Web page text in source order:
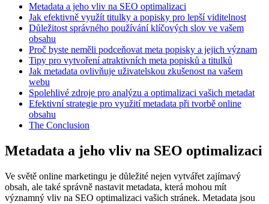
Metadata a jeho vliv na SEO optimalizaci
Jak efektivně využít titulky a popisky pro lepší viditelnost
Důležitost správného používání klíčových slov ve vašem
obsahu
Proč byste neměli podceňovat meta popisky a jejich význam
Tipy pro vytvoření atraktivních meta popisků a titulků
Jak metadata ovlivňuje uživatelskou zkušenost na vašem
webu
Spolehlivé zdroje pro analýzu a optimalizaci vašich metadat
Efektivní strategie pro využití metadata při tvorbě online
obsahu
The Conclusion
Metadata a jeho vliv na SEO optimalizaci
Ve světě online marketingu je důležité nejen vytvářet zajímavý
obsah, ale také správně nastavit metadata, která mohou mít
významný vliv na SEO optimalizaci vašich stránek. Metadata jsou